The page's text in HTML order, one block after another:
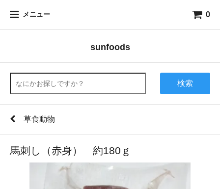
メニュー 0
sunfoods
検索
草食動物
馬刺し（赤身） 約180ｇ